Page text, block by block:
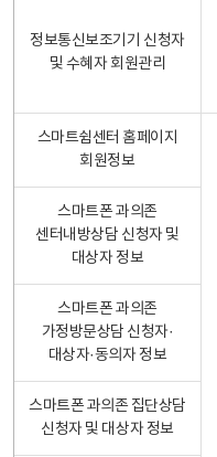
정보통신보조기기 신청자
및 수혜자 회원관리
스마트쉼센터 홈페이지
회원정보
스마트폰 과의존
센터내방상담 신청자 및
대상자 정보
스마트폰 과의존
가정방문상담 신청자·
대상자·동의자 정보
스마트폰 과의존 집단상담
신청자 및 대상자 정보